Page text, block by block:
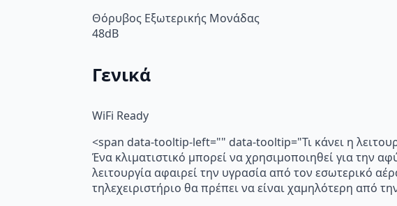
Θόρυβος Εξωτερικής Μονάδας
48dB
Γενικά
WiFi Ready
<span data-tooltip-left="" data-tooltip="Τι κάνει η
Ένα κλιματιστικό μπορεί να χρησιμοποιηθεί για την
λειτουργία αφαιρεί την υγρασία από τον εσωτερικό
τηλεχειριστήριο θα πρέπει να είναι χαμηλότερη από